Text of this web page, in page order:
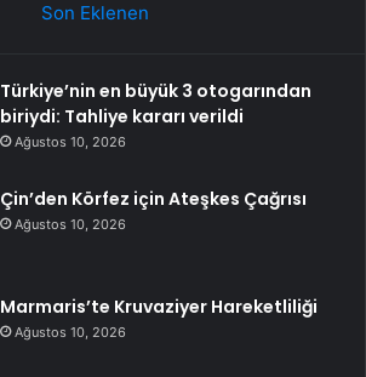
Son Eklenen
Türkiye’nin en büyük 3 otogarından
biriydi: Tahliye kararı verildi
Ağustos 10, 2026
Çin’den Körfez için Ateşkes Çağrısı
Ağustos 10, 2026
Marmaris’te Kruvaziyer Hareketliliği
Ağustos 10, 2026